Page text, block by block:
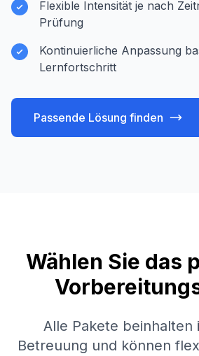
Flexible Intensität je nach
Prüfung
Kontinuierliche Anpassung
Lernfortschritt
Passende Lösung finden
Wählen Sie das
Alle Pakete beinhalten
Betreuung und können